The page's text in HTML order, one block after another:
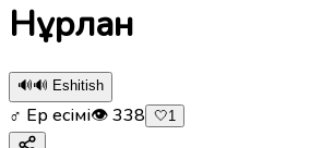
Нұрлан
🔊🔊 Eshitish
♂ Ер есімі👁338 🤍1